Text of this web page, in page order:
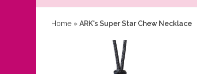
Home » ARK's Super Star Chew Necklace